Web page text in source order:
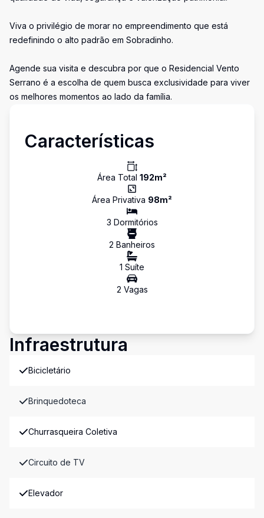
Viva o privilégio de morar no empreendimento que está
redefinindo o alto padrão em Sobradinho.
Agende sua visita e descubra por que o Residencial Vento
Serrano é a escolha de quem busca exclusividade para viver
os melhores momentos ao lado da família.
Características
Área Total 192m²
Área Privativa 98m²
3 Dormitórios
2 Banheiros
1 Suíte
2 Vagas
Infraestrutura
Bicicletário
Brinquedoteca
Churrasqueira Coletiva
Circuito de TV
Elevador